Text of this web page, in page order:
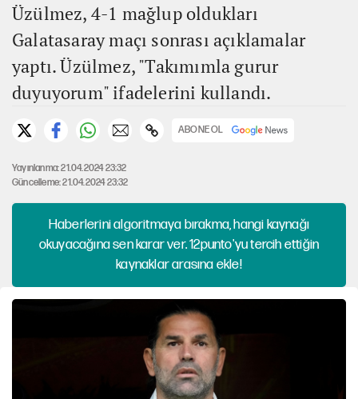
Üzülmez, 4-1 mağlup oldukları
Galatasaray maçı sonrası açıklamalar
yaptı. Üzülmez, "Takımımla gurur
duyuyorum" ifadelerini kullandı.
ABONE OL
Yayınlanma: 21.04.2024 23:32
Güncelleme: 21.04.2024 23:32
Haberlerini algoritmaya bırakma, hangi kaynağı
okuyacağına sen karar ver. 12punto'yu tercih ettiğin
kaynaklar arasına ekle!